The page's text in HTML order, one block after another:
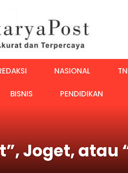
NASIONAL
BISNIS PENDIDIKAN
Joget, atau